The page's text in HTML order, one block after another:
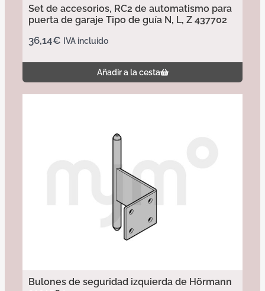
Set de accesorios, RC2 de automatismo para
puerta de garaje Tipo de guía N, L, Z 437702
36,14€ IVA incluido
Añadir a la cesta
Bulones de seguridad izquierda de Hörmann